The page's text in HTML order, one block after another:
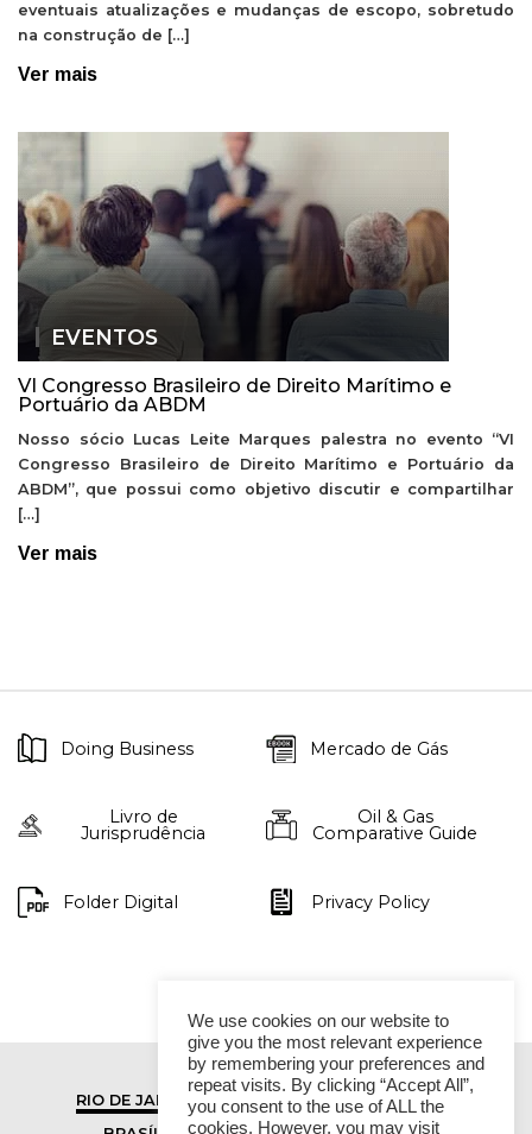
eventuais atualizações e mudanças de escopo, sobretudo
na construção de […]
Ver mais
EVENTOS
VI Congresso Brasileiro de Direito Marítimo e
Portuário da ABDM
Nosso sócio Lucas Leite Marques palestra no evento “VI
Congresso Brasileiro de Direito Marítimo e Portuário da
ABDM”, que possui como objetivo discutir e compartilhar
[…]
Ver mais
Doing Business Mercado de Gás
Livro de
Jurisprudência
Oil & Gas
Comparative Guide
Folder Digital Privacy Policy
RIO DE JANEIRO
SÃO PAULO
We use cookies on our website to
give you the most relevant experience
by remembering your preferences and
repeat visits. By clicking “Accept All”,
you consent to the use of ALL the
cookies. However, you may visit